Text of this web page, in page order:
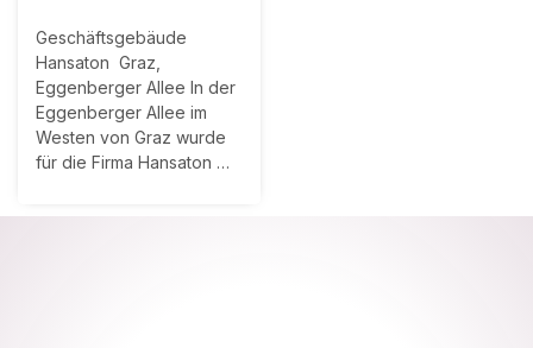
Geschäftsgebäude
Hansaton Graz,
Eggenberger Allee In der
Eggenberger Allee im
Westen von Graz wurde
für die Firma Hansaton …